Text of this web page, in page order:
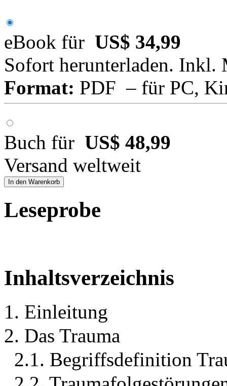
eBook für US$ 34,99
Sofort herunterladen. Inkl.
Format: PDF – für PC,
Buch für US$ 48,99
Versand weltweit
In den Warenkorb
Leseprobe
Inhaltsverzeichnis
1. Einleitung
2. Das Trauma
2.1. Begriffsdefinition